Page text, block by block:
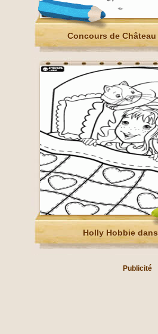
Concours de
Holly Hobbie
Publicité